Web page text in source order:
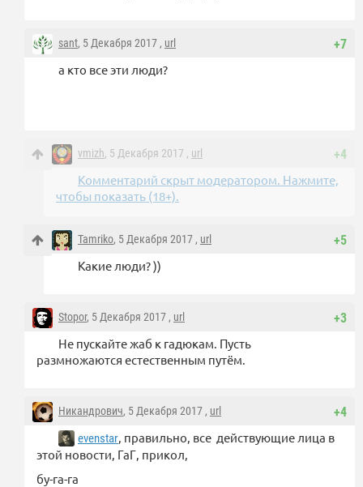
+7
sant, 5 Декабря 2017 , url
а кто все эти люди?
+4
vmizh, 5 Декабря 2017 , url
Комментарий скрыт модератором. Нажмите,
чтобы показать (18+).
+5
Tamriko, 5 Декабря 2017 , url
Какие люди? ))
+3
Stopor, 5 Декабря 2017 , url
Не пускайте жаб к гадюкам. Пусть
размножаются естественным путём.
+4
Никандрович, 5 Декабря 2017 , url
evenstar , правильно, все действующие лица в
этой новости, ГаГ, прикол,
бу-га-га